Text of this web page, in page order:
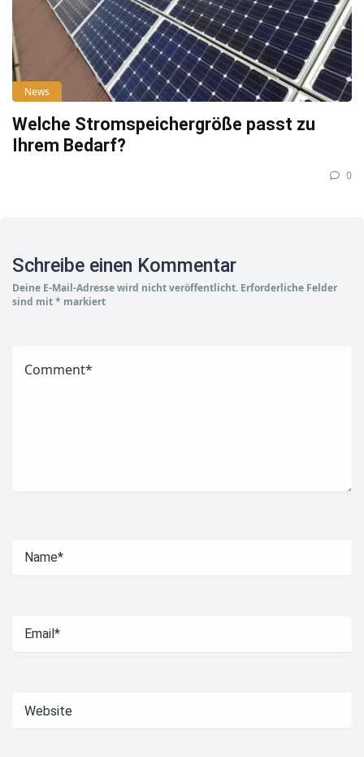
News
Welche Stromspeichergröße passt zu
Ihrem Bedarf?
0
Schreibe einen Kommentar
Deine E-Mail-Adresse wird nicht veröffentlicht. Erforderliche Felder
sind mit* markiert